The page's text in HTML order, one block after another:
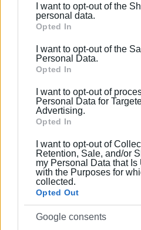
Please note that this
Google services and may
behaviour. You may click to
Google and its third-party
section.
I want to opt-out of the
personal data.
Opted In
I want to opt-out of the
Personal Data.
Opted In
I want to opt-out of
Personal Data for
Advertising.
Opted In
I want to opt-out of
Retention, Sale, and/or
my Personal Data that Is
with the Purposes for
collected.
Opted Out
Google consents
Κέρκυρα:
μοναδική
28
03
Ο Σπύρος